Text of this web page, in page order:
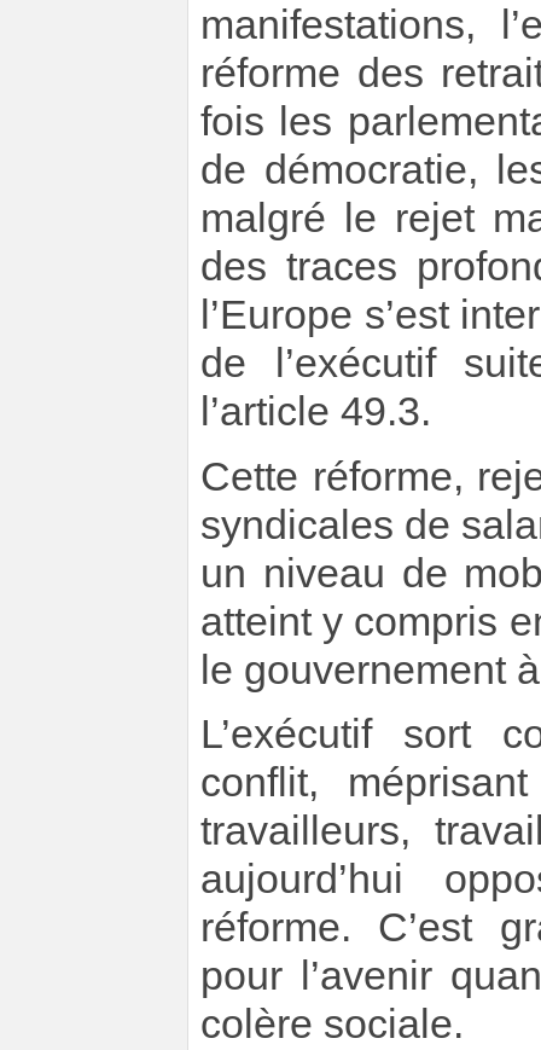
manifestations,
réforme des
fois les
de démocratie,
malgré le rejet
des traces
l’Europe s’est
de l’exécutif
l’article 49.3.
Cette réforme,
syndicales de
un niveau de
atteint y compris
le gouvernement
L’exécutif sort
conflit,
travailleurs,
aujourd’hui
réforme. C’est
pour l’avenir
colère sociale.